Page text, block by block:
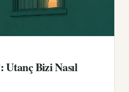
Bizi Nasıl